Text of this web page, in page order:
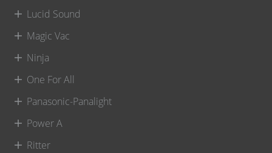
Lucid Sound
Magic Vac
Ninja
One For All
Panasonic-Panalight
Power A
Ritter